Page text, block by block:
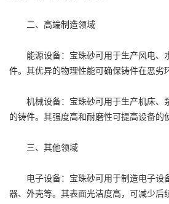
二、高端制造领域
能源设备：宝珠砂可用于生产风电、
件。其优异的物理性能可确保铸件在恶劣
机械设备：宝珠砂可用于生产机床、
的铸件。其强度高和耐磨性可提高设备的
三、其他领域
电子设备：宝珠砂可用于制造电子设
器、外壳等。其表面光洁度高，可减少后